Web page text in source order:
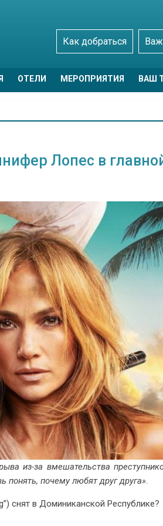
Как добраться
ОТЕЛИ МЕРОПРИЯТИЯ ВАШ
Лопес в
из-за вмешательства
почему любят друг друга».
снят в Доминиканской Республике?